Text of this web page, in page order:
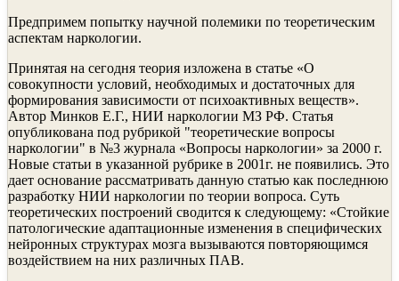
Предпримем попытку научной полемики по теоретическим
аспектам наркологии.
Принятая на сегодня теория изложена в статье «О
совокупности условий, необходимых и достаточных для
формирования зависимости от психоактивных веществ».
Автор Минков Е.Г., НИИ наркологии МЗ РФ. Статья
опубликована под рубрикой "теоретические вопросы
наркологии" в №3 журнала «Вопросы наркологии» за 2000 г.
Новые статьи в указанной рубрике в 2001г. не появились. Это
дает основание рассматривать данную статью как последнюю
разработку НИИ наркологии по теории вопроса. Суть
теоретических построений сводится к следующему: «Стойкие
патологические адаптационные изменения в специфических
нейронных структурах мозга вызываются повторяющимся
воздействием на них различных ПАВ.